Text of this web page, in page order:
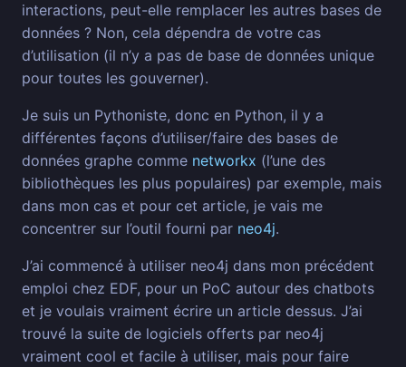
interactions, peut-elle remplacer les autres bases de
données ? Non, cela dépendra de votre cas
d’utilisation (il n’y a pas de base de données unique
pour toutes les gouverner).
Je suis un Pythoniste, donc en Python, il y a
différentes façons d’utiliser/faire des bases de
données graphe comme networkx (l’une des
bibliothèques les plus populaires) par exemple, mais
dans mon cas et pour cet article, je vais me
concentrer sur l’outil fourni par neo4j.
J’ai commencé à utiliser neo4j dans mon précédent
emploi chez EDF, pour un PoC autour des chatbots
et je voulais vraiment écrire un article dessus. J’ai
trouvé la suite de logiciels offerts par neo4j
vraiment cool et facile à utiliser, mais pour faire